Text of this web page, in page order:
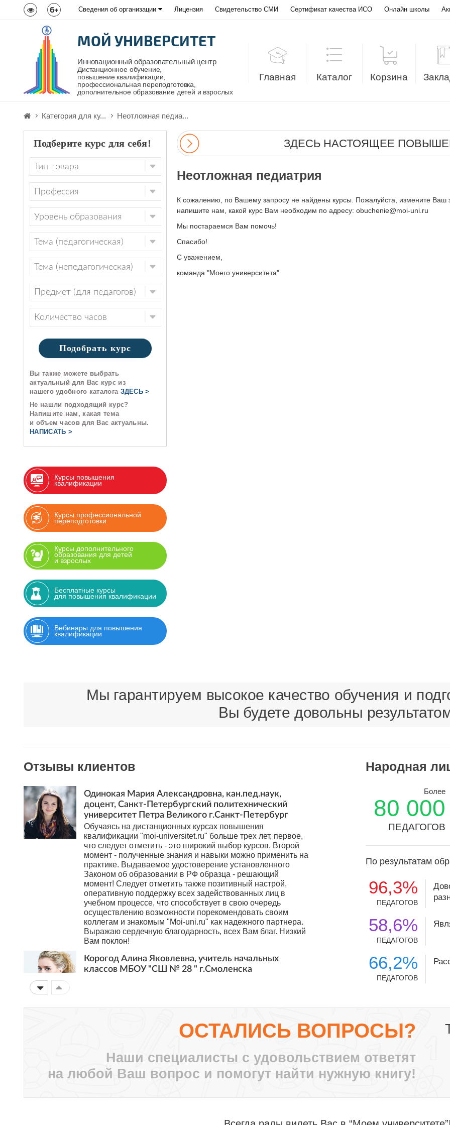
6+ Сведения об организации Лицензия Свидетельство СМИ Сертификат качества ИСО Онлайн школы
МОЙ УНИВЕРСИТЕТ
Инновационный образовательный центр
Дистанционное обучение,
повышение квалификации,
профессиональная переподготовка,
дополнительное образование детей и взрослых
Главная Каталог Корзина
Категория для ку... Неотложная педиа...
Подберите курс для себя!
Подобрать курс
Вы также можете выбрать
актуальный для Вас курс из
нашего удобного каталога ЗДЕСЬ >
Не нашли подходящий курс?
Напишите нам, какая тема
и объем часов для Вас актуальны.
НАПИСАТЬ >
Курсы повышения
квалификации
Курсы профессиональной
переподготовки
Курсы дополнительного
образования для детей
и взрослых
Бесплатные курсы
для повышения квалификации
Вебинары для повышения
квалификации
ЗДЕСЬ НАСТОЯЩЕЕ
Неотложная педиатрия
К сожалению, по Вашему запросу не найдены курсы. Пожалуйста, измените
напишите нам, какой курс Вам необходим по адресу: obuchenie@moi-uni.ru
Мы постараемся Вам помочь!
Спасибо!
С уважением,
команда "Моего университета"
Мы гарантируем высокое качество обучения и
Вы будете довольны
Отзывы клиентов
Одинокая Мария Александровна, кан.пед.наук,
доцент, Санкт-Петербургский политехнический
университет Петра Великого г.Санкт-Петербург
Обучаясь на дистанционных курсах повышения
квалификации "moi-universitet.ru" больше трех лет, первое,
что следует отметить - это широкий выбор курсов. Второй
момент - полученные знания и навыки можно применить на
практике. Выдаваемое удостоверение установленного
Законом об образовании в РФ образца - решающий
момент! Следует отметить также позитивный настрой,
оперативную поддержку всех задействованных лиц в
учебном процессе, что способствует в свою очередь
осуществлению возможности порекомендовать своим
коллегам и знакомым "Moi-uni.ru" как надежного партнера.
Выражаю сердечную благодарность, всех Вам благ. Низкий
Вам поклон!
Корогод Алина Яковлевна, учитель начальных
классов МБОУ "СШ № 28 " г.Смоленска
нашей дружбы ты давал мне креативные идеи, заставлял
Дальнейшего тебе развития! Пусть все больше
небезразличных учителей объединяет крыша твоего
Суханова Светлана Вячеславовна, воспитатель ДО-2,
ГБОУ Школа №657 г. Москва
шагать в ногу со временем! Здесь каждый может найти
Народная
Более
80 000
ПЕДАГОГОВ
По результатам
96,3%
ПЕДАГОГОВ
58,6%
ПЕДАГОГОВ
66,2%
ПЕДАГОГОВ
ОСТАЛИСЬ ВОПРОСЫ?
Наши специалисты с удовольствием ответят
на любой Ваш вопрос и помогут найти нужную книгу!